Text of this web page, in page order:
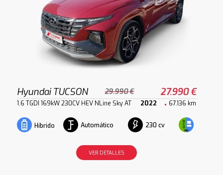
Hyundai TUCSON 29.990 € 27.990 €
1.6 TGDI 169kW 230CV HEV NLine Sky AT 2022 67.136 km
Híbrido Automático 230 cv
VER DETALLES